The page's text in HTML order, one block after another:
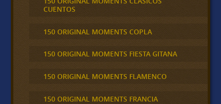
CUENTOS
150 ORIGINAL MOMENTS COPLA
150 ORIGINAL MOMENTS FIESTA GITANA
150 ORIGINAL MOMENTS FLAMENCO
150 ORIGINAL MOMENTS FRANCIA